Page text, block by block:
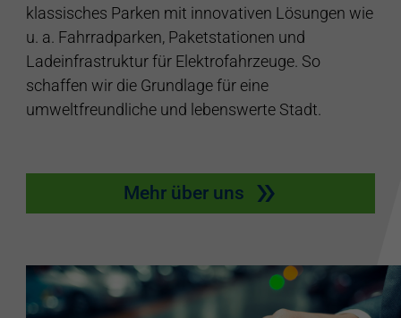
klassisches Parken mit innovativen Lösungen wie
u. a. Fahrradparken, Paketstationen und
Ladeinfrastruktur für Elektrofahrzeuge. So
schaffen wir die Grundlage für eine
umweltfreundliche und lebenswerte Stadt.
Mehr über uns